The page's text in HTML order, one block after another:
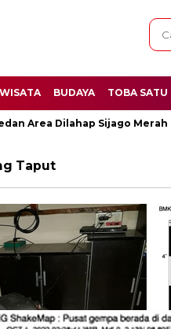
BUDAYA TOBA SATU
Area Dilahap Sijago Merah
Taput